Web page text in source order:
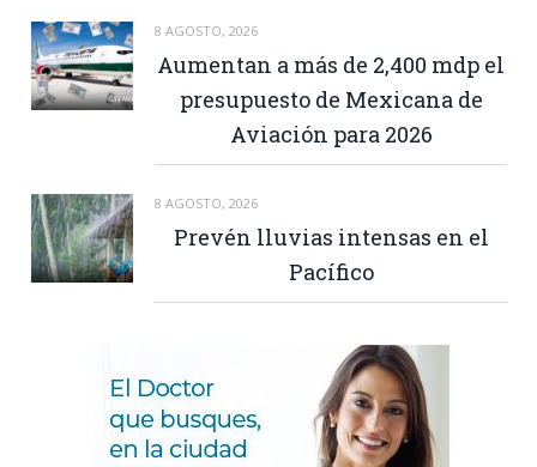
8 AGOSTO, 2026
Aumentan a más de 2,400 mdp el
presupuesto de Mexicana de
Aviación para 2026
8 AGOSTO, 2026
Prevén lluvias intensas en el
Pacífico